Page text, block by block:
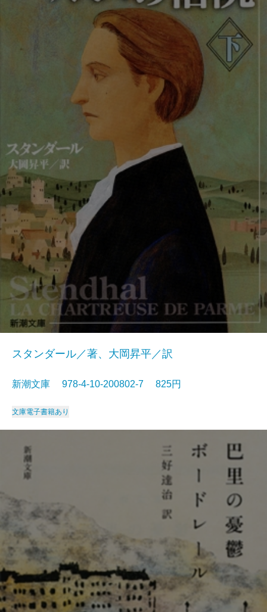
スタンダール／著、大岡昇平／訳
新潮文庫 978-4-10-200802-7 825円
文庫電子書籍あり